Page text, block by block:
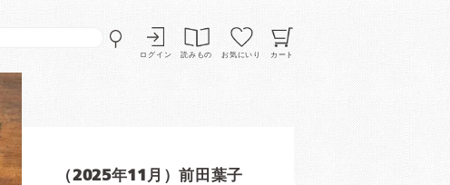
ログイン 読みもの お気にいり カート
（2025年11月）前田葉子